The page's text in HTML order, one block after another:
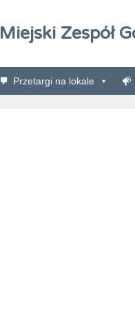
Miejski Zespół
Przetargi na lokale